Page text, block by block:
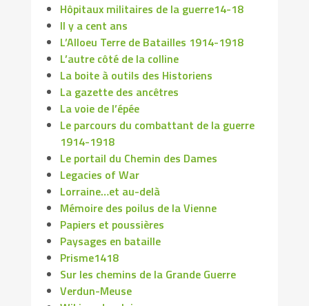
Hôpitaux militaires de la guerre14-18
Il y a cent ans
L’Alloeu Terre de Batailles 1914-1918
L’autre côté de la colline
La boite à outils des Historiens
La gazette des ancêtres
La voie de l’épée
Le parcours du combattant de la guerre
1914-1918
Le portail du Chemin des Dames
Legacies of War
Lorraine…et au-delà
Mémoire des poilus de la Vienne
Papiers et poussières
Paysages en bataille
Prisme1418
Sur les chemins de la Grande Guerre
Verdun-Meuse